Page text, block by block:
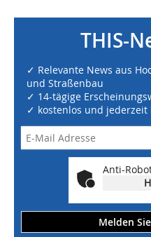
THIS-
✓ Relevante News aus
und Straßenbau
✓ 14-tägige
✓ kostenlos und jederzeit
Anti-
Melden